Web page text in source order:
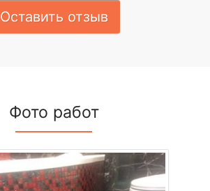
Оставить отзыв
Фото работ